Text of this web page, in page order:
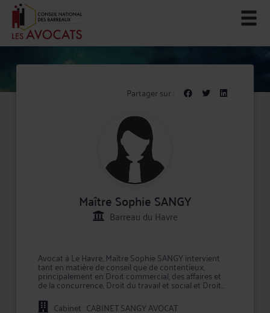
Partager sur :
Maître Sophie SANGY
Barreau du Havre
Avocat à Le Havre, Maître Sophie SANGY intervient
tant en matière de conseil que de contentieux,
principalement en Droit commercial, des affaires et
de la concurrence, Droit du travail et social et Droit
immobilier.
Cabinet : CABINET SANGY AVOCAT